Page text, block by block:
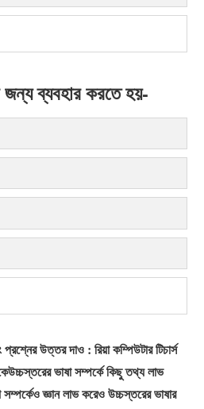
ব্যবহার করতে হয়-
উত্তর দাও : রিয়া কম্পিউটার টিচার্স
ভাষা সম্পর্কে কিছু তথ্য লাভ
জ্ঞান লাভ করেও উচ্চস্তরের ভাষার